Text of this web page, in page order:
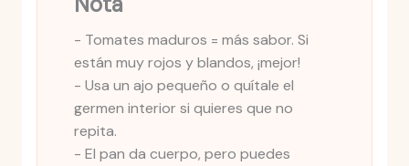
- Tomates maduros = más sabor. Si
están muy rojos y blandos, ¡mejor!
- Usa un ajo pequeño o quítale el
germen interior si quieres que no
repita.
- El pan da cuerpo, pero puedes